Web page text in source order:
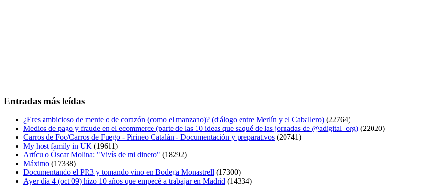
Entradas más leídas
¿Eres ambicioso de mente o de corazón (como el manzano)? (diálogo entre Merlín y el Caballero) (22764)
Medios de pago y fraude en el ecommerce (parte de las 10 ideas que saqué de las jornadas de @adigital_org) (22020)
Carros de Foc/Carros de Fuego - Pirineo Catalán - Documentación y preparativos (20741)
My host family in UK (19611)
Artículo Óscar Molina: "Vivís de mi dinero" (18292)
Máximo (17338)
Documentando el PR3 y tomando vino en Bodega Monastrell (17300)
Ayer día 4 (oct 09) hizo 10 años que empecé a trabajar en Madrid (14334)